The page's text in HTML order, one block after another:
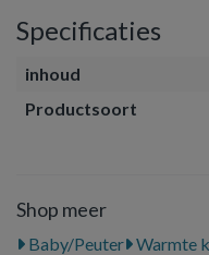
Specificaties
inhoud
Productsoort
Shop meer
Baby/Peuter Warmte